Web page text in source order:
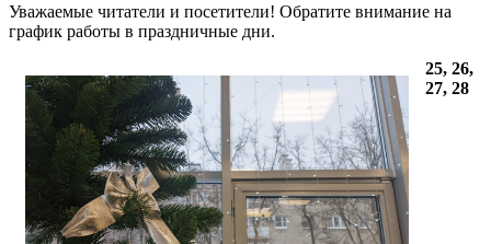
Уважаемые читатели и посетители! Обратите внимание на
график работы в праздничные дни.
25, 26,
27, 28